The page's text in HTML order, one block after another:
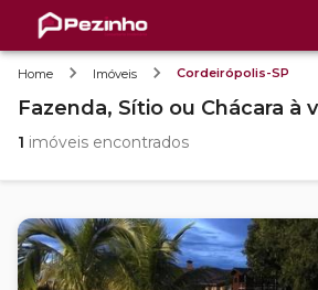
Home Imóveis Cordeirópolis-SP
Fazenda, Sítio ou Chácara à
1 imóveis encontrados